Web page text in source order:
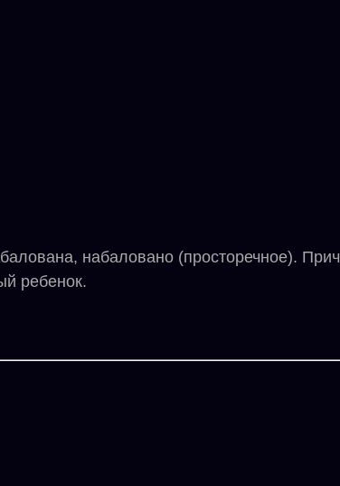
набаловано (просторечное).
ребенок.